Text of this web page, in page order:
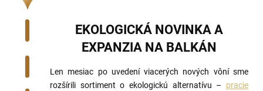
EKOLOGICKÁ NOVINKA A
EXPANZIA NA BALKÁN
Len mesiac po uvedení viacerých nových vôní sme
rozšírili sortiment o ekologickú alternatívu – pracie